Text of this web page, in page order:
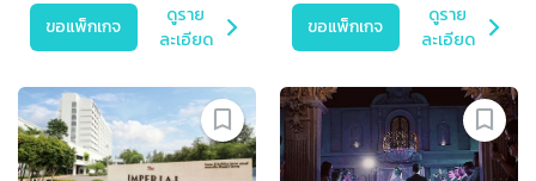
ขอแพ็กเกจ
ดูราย
ละเอียด
ขอแพ็กเกจ
ดูราย
ละเอียด